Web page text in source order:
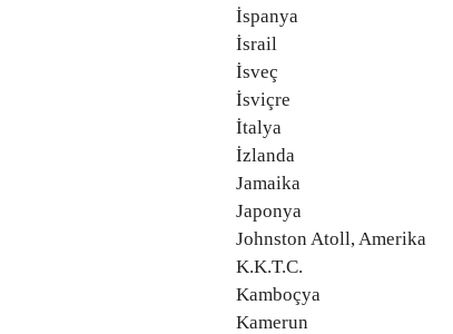
İspanya
İsrail
İsveç
İsviçre
İtalya
İzlanda
Jamaika
Japonya
Johnston Atoll, Amerika
K.K.T.C.
Kamboçya
Kamerun